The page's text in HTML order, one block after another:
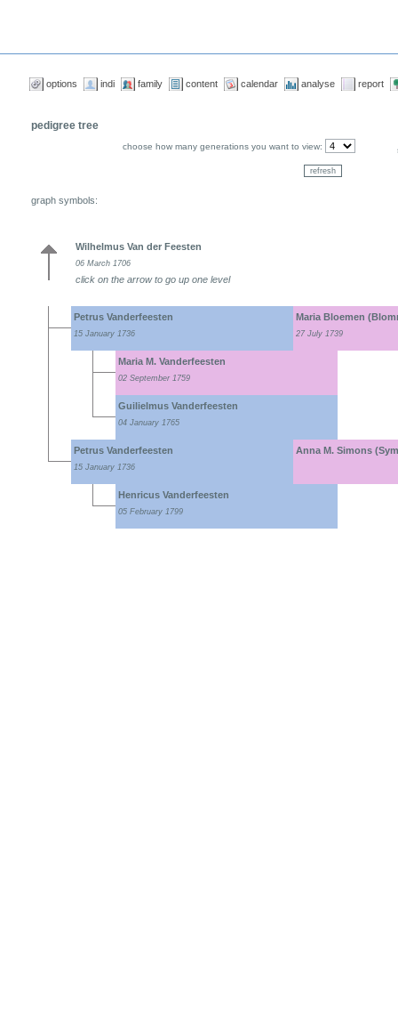
options indi family content calendar analyse report
pedigree tree
choose how many generations you want to view:
graph symbols:
Wilhelmus Van der Feesten
06 March 1706
click on the arrow to go up one level
Petrus Vanderfeesten
15 January 1736
Maria Bloemen
27 July 1739
Maria M. Vanderfeesten
02 September 1759
Guilielmus Vanderfeesten
04 January 1765
Petrus Vanderfeesten
15 January 1736
Anna M. Simons
Henricus Vanderfeesten
05 February 1799